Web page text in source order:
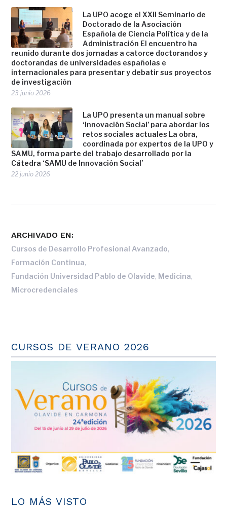
La UPO acoge el XXII Seminario de
Doctorado de la Asociación
Española de Ciencia Política y de la
Administración El encuentro ha
reunido durante dos jornadas a catorce doctorandos y
doctorandas de universidades españolas e
internacionales para presentar y debatir sus proyectos
de investigación
23 junio 2026
La UPO presenta un manual sobre
‘Innovación Social’ para abordar los
retos sociales actuales La obra,
coordinada por expertos de la UPO y
SAMU, forma parte del trabajo desarrollado por la
Cátedra ‘SAMU de Innovación Social’
22 junio 2026
ARCHIVADO EN:
Cursos de Desarrollo Profesional Avanzado,
Formación Continua,
Fundación Universidad Pablo de Olavide, Medicina,
Microcredenciales
CURSOS DE VERANO 2026
LO MÁS VISTO